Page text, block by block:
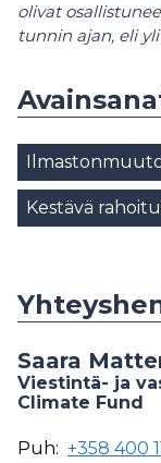
olivat
tunnin ajan, eli yli
Kestävä
Saara
Viestintä- ja
Climate Fund
Puh: +358 400